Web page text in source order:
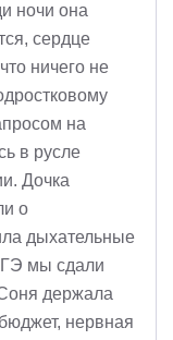
ночи она
сердце
ничего не
на
в русле
Дочка
о
дыхательные
мы сдали
держала
нервная